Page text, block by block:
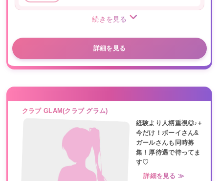
続きを見る
詳細を見る
クラブ GLAM(クラブ グラム)
経験より人柄重視◎♪+
今だけ！ボーイさん&
ガールさんも同時募
集！厚待遇で待ってま
す♡
詳細を見る ≫